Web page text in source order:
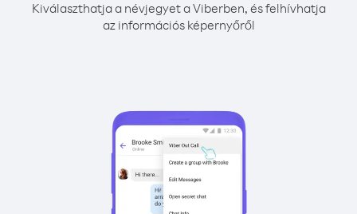
Kiválaszthatja a névjegyet a Viberben, és felhívhatja
az információs képernyőről